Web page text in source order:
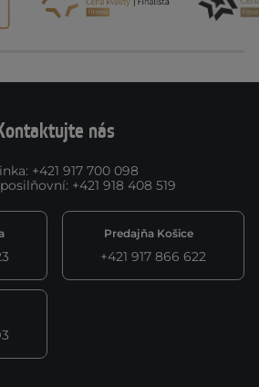
nás
: +421 917 700 098
: +421 918 408 519
Predajňa Košice
+421 917 866 622